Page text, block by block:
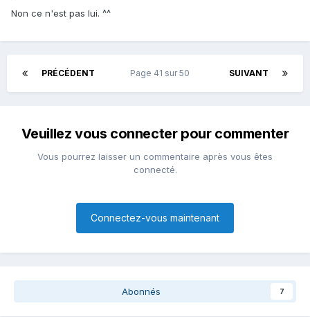
Non ce n'est pas lui. ^^
PRÉCÉDENT SUIVANT
Page 41 sur 50
Veuillez vous connecter pour commenter
Vous pourrez laisser un commentaire après vous êtes
connecté.
Connectez-vous maintenant
Abonnés 7